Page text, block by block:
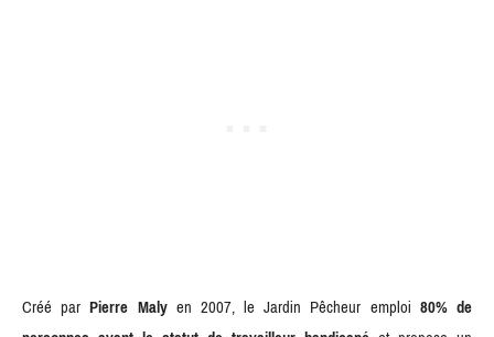
Créé parPierre Malyen 2007, le Jardin Pêcheur emploi 80% de